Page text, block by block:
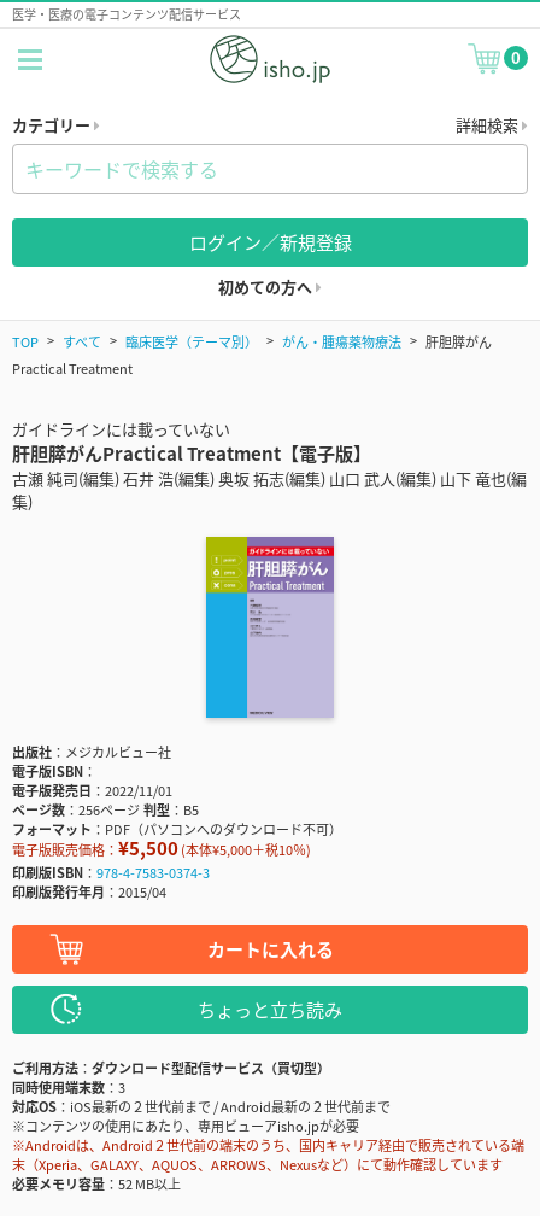
医学・医療の電子コンテンツ配信サービス
0
カテゴリー 詳細検索
ログイン／新規登録
初めての方へ
TOP すべて 臨床医学（テーマ別） がん・腫瘍薬物療法
肝胆膵がん
Practical Treatment
ガイドラインには載っていない
肝胆膵がんPractical Treatment【電子版】
古瀬 純司(編集) 石井 浩(編集) 奥坂 拓志(編集) 山口 武人(編集) 山下 竜也(編
集)
出版社
メジカルビュー社
電子版ISBN
電子版発売日
2022/11/01
ページ数
256ページ判型
B5
フォーマット
PDF（パソコンへのダウンロード不可）
電子版販売価格： ¥5,500(本体¥5,000＋税10％)
印刷版ISBN
978-4-7583-0374-3
印刷版発行年月
2015/04
カートに入れる
ちょっと立ち読み
ご利用方法
ダウンロード型配信サービス（買切型）
同時使用端末数
3
対応OS
iOS最新の２世代前まで / Android最新の２世代前まで
※コンテンツの使用にあたり、専用ビューアisho.jpが必要
※Androidは、Android２世代前の端末のうち、国内キャリア経由で販売されている端
末（Xperia、GALAXY、AQUOS、ARROWS、Nexusなど）にて動作確認しています
必要メモリ容量
52 MB以上